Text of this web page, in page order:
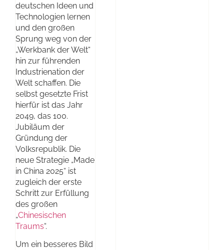
deutschen Ideen und
Technologien lernen
und den großen
Sprung weg von der
„Werkbank der Welt“
hin zur führenden
Industrienation der
Welt schaffen. Die
selbst gesetzte Frist
hierfür ist das Jahr
2049, das 100.
Jubiläum der
Gründung der
Volksrepublik. Die
neue Strategie „Made
in China 2025“ ist
zugleich der erste
Schritt zur Erfüllung
des großen
„Chinesischen
Traums“.
Um ein besseres Bild